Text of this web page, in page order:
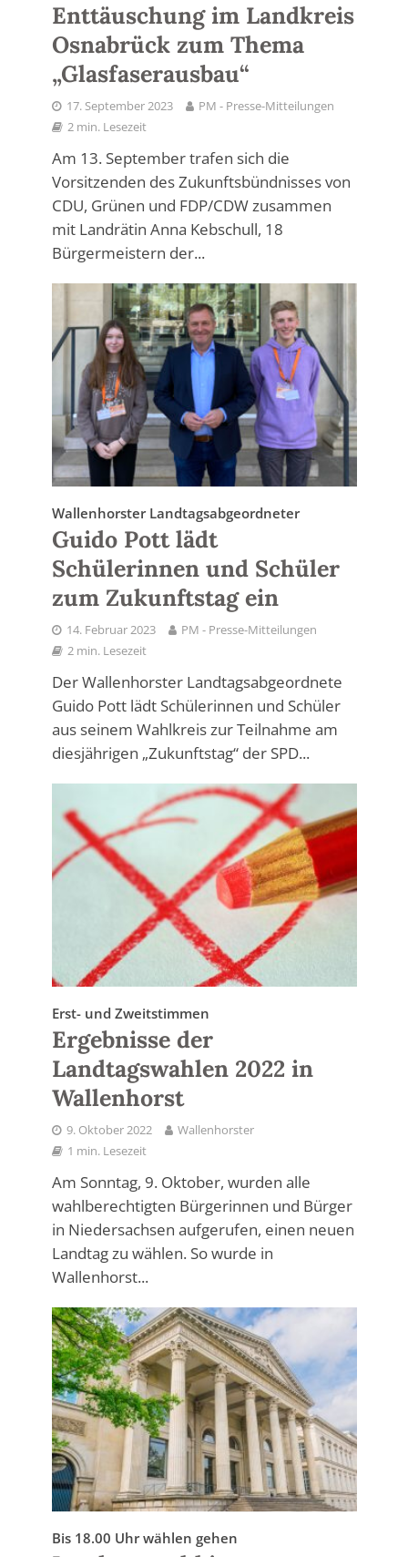
Enttäuschung im Landkreis
Osnabrück zum Thema
„Glasfaserausbau“
17. September 2023
PM - Presse-Mitteilungen
2 min. Lesezeit
Am 13. September trafen sich die
Vorsitzenden des Zukunftsbündnisses von
CDU, Grünen und FDP/CDW zusammen
mit Landrätin Anna Kebschull, 18
Bürgermeistern der...
Wallenhorster Landtagsabgeordneter
Guido Pott lädt
Schülerinnen und Schüler
zum Zukunftstag ein
14. Februar 2023
PM - Presse-Mitteilungen
2 min. Lesezeit
Der Wallenhorster Landtagsabgeordnete
Guido Pott lädt Schülerinnen und Schüler
aus seinem Wahlkreis zur Teilnahme am
diesjährigen „Zukunftstag“ der SPD...
Erst- und Zweitstimmen
Ergebnisse der
Landtagswahlen 2022 in
Wallenhorst
9. Oktober 2022
Wallenhorster
1 min. Lesezeit
Am Sonntag, 9. Oktober, wurden alle
wahlberechtigten Bürgerinnen und Bürger
in Niedersachsen aufgerufen, einen neuen
Landtag zu wählen. So wurde in
Wallenhorst...
Bis 18.00 Uhr wählen gehen